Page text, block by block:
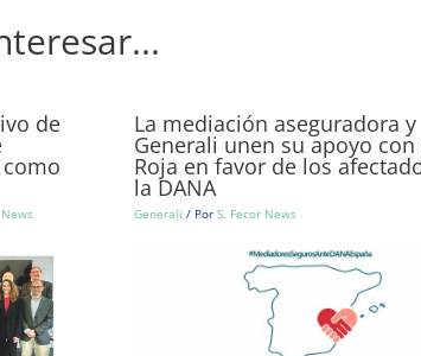
de
News
La mediación aseguradora y
Generali unen su apoyo con
Roja en favor de los
la DANA
Generali / Por S. Fecor News